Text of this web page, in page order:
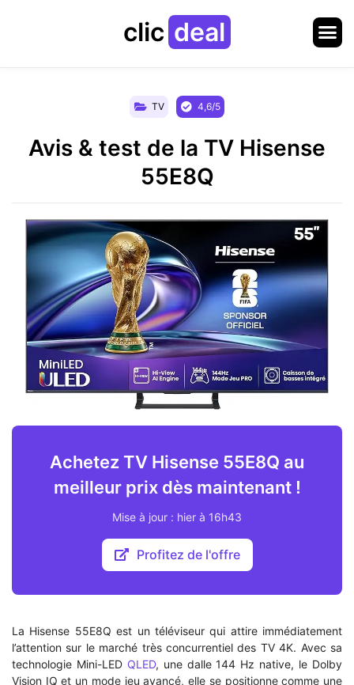
clic deal
TV 4,6/5
Avis & test de la TV Hisense
55E8Q
Achetez TV Hisense 55E8Q au
meilleur prix dès maintenant !
Mise à jour : hier à 16h43
Profitez de l'offre
La Hisense 55E8Q est un téléviseur qui attire immédiatement
l’attention sur le marché très concurrentiel des TV 4K. Avec sa
technologie Mini-LED QLED, une dalle 144 Hz native, le Dolby
Vision IQ et un mode jeu avancé, elle se positionne comme une